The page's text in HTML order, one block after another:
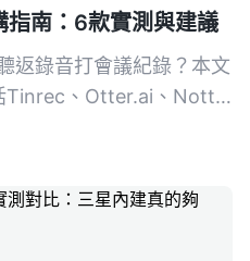
南：6款實測與建議
返錄音打會議紀錄？本文
Tinrec、Otter.ai、Notta